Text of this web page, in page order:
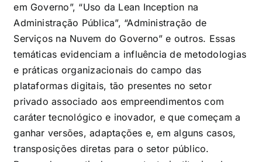
em Governo”, “Uso da Lean Inception na
Administração Pública”, “Administração de
Serviços na Nuvem do Governo” e outros. Essas
temáticas evidenciam a influência de metodologias
e práticas organizacionais do campo das
plataformas digitais, tão presentes no setor
privado associado aos empreendimentos com
caráter tecnológico e inovador, e que começam a
ganhar versões, adaptações e, em alguns casos,
transposições diretas para o setor público.